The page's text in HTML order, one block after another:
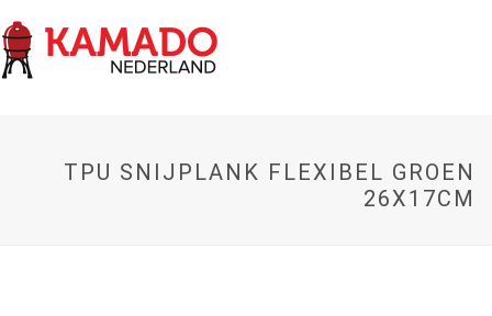
TPU SNIJPLANK FLEXIBEL GROEN
26X17CM